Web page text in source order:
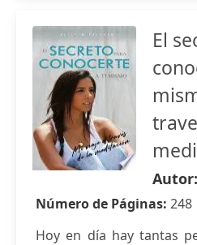
El
Autor:
Número de Páginas: 248
Hoy en día hay tantas